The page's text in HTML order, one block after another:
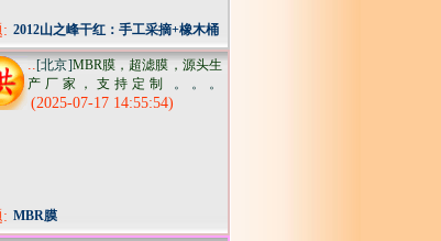
: 2012山之峰干红：手工采摘+橡木桶
陈酿，这瓶酒把加州的阳光酿成
..[北京]MBR膜，超滤膜，源头生
产厂家，支持定制
。。。
(2025-07-17 14:55:54)
: MBR膜